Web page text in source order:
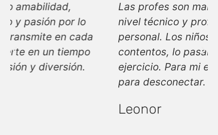
Las profes son maravillosas tanto a
nivel técnico y profesional como
personal. Los niños vuelven muy
contentos, lo pasan bien y hacen
ejercicio. Para mi es mi momento
para desconectar. Un diez!